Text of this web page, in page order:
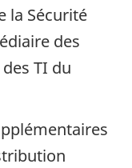
la Sécurité
des
TI du